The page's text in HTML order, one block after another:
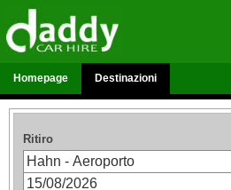
Homepage Destinazioni
Ritiro